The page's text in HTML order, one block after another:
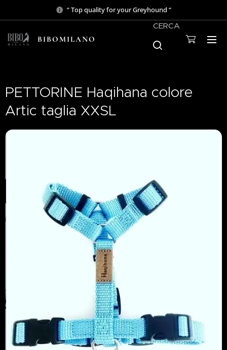
“ Top quality for your Greyhound “
BIBOMILANO
CERCA
PETTORINE Haqihana colore
Artic taglia XXSL